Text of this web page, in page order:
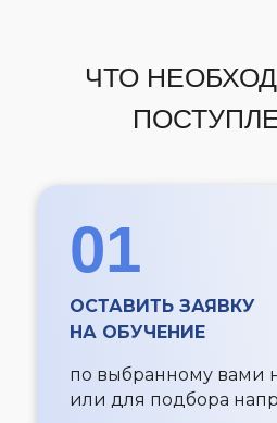
ЧТО
01
ОСТАВИТЬ ЗАЯВКУ
НА ОБУЧЕНИЕ
по выбранному вами
или для подбора